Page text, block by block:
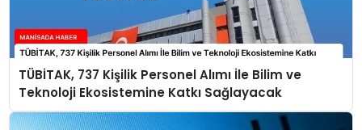
TÜBİTAK, 737 Kişilik Personel Alımı İle Bilim ve
Teknoloji Ekosistemine Katkı Sağlayacak